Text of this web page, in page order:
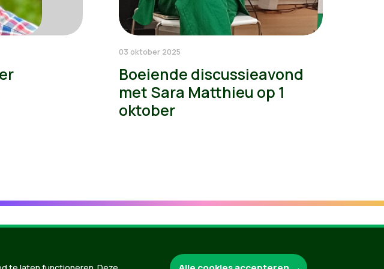
03 oktober 2025
Boeiende discussieavond
met Sara Matthieu op 1
oktober
Groen.be